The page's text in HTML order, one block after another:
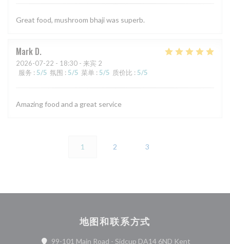
Great food, mushroom bhaji was superb.
Mark D
2026-07-22 - 18:30 - 来宾 2
服务 : 5/5 氛围 : 5/5 菜单 : 5/5 质价比 : 5/5
Amazing food and a great service
1 2 3
地图和联系方式
99-101 Main Road - Sidcup DA14 6ND Kent